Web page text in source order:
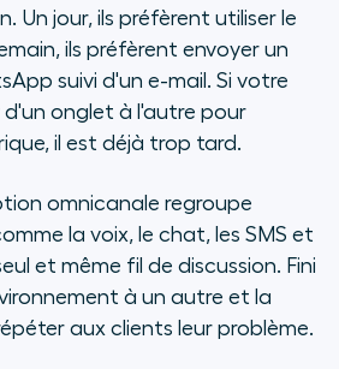
Un jour, ils préfèrent utiliser le
ils préfèrent envoyer un
suivi d'un e-mail. Si votre
onglet à l'autre pour
il est déjà trop tard.
omnicanale regroupe
la voix, le chat, les SMS et
et même fil de discussion. Fini
à un autre et la
aux clients leur problème.